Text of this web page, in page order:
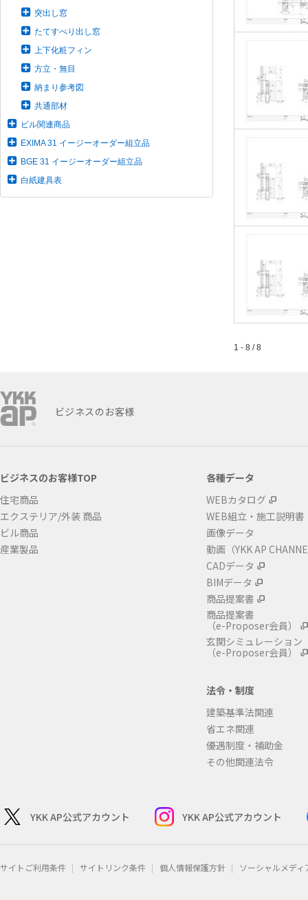
突出し窓
たてすべり出し窓
上下化粧フィン
方立・無目
納まり参考図
共通部材
ビル関連商品
EXIMA 31 イージーオーダー組立品
BGE 31 イージーオーダー組立品
白紙建具表
1 - 8 / 8
ビジネスのお客様
ビジネスのお客様TOP
住宅商品
エクステリア/外装 商品
ビル商品
産業製品
各種データ
WEBカタログ
WEB組立・施工説明書
画像データ
動画（YKK AP
CADデータ
BIMデータ
商品提案書
商品提案書
（e-Proposer会員）
玄関シミュレーション
（e-Proposer会員）
法令・制度
建築基準法関連
省エネ関連
優遇制度・補助金
その他関連法令
YKK AP公式アカウント YKK AP公式アカウント
サイトご利用条件 サイトリンク条件 個人情報保護方針 ソーシャルメデ